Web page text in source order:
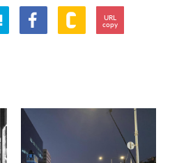
URL
copy